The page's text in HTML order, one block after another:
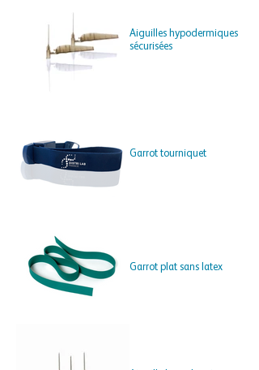
Aiguilles hypodermiques
sécurisées
Garrot tourniquet
Garrot plat sans latex